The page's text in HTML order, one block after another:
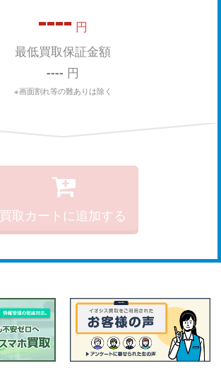
---- 円
最低買取保証金額
---- 円
※画面割れ等の難ありは除く
買取カートに追加する